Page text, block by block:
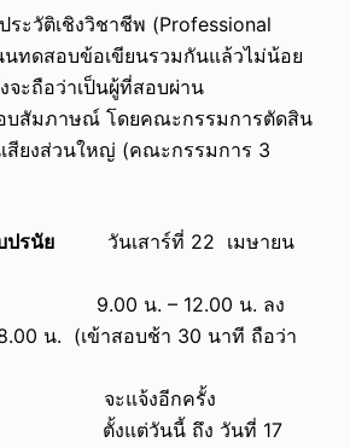
ระวัติเชิงวิชาชีพ (Professional
ทดสอบข้อเขียนรวมกันแล้วไม่น้อย
จะถือว่าเป็นผู้ที่สอบผ่าน
บสัมภาษณ์ โดยคณะกรรมการตัดสิน
สียงส่วนใหญ่ (คณะกรรมการ 3
บบปรนัย วันเสาร์ที่ 22 เมษายน
อบ 9.00 น. – 12.00 น. ลง
น. (เข้าสอบช้า 30 นาที ถือว่า
าษณ์ จะแจ้งอีกครั้ง
คร ตั้งแต่วันนี้ ถึง วันที่ 17